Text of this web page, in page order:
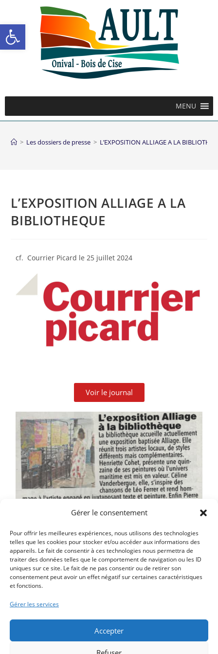
Ouvrir la barre d’outils
Gérer le consentement
Pour offrir les meilleures expériences, nous utilisons des technologies
telles que les cookies pour stocker et/ou accéder aux informations des
appareils. Le fait de consentir à ces technologies nous permettra de
traiter des données telles que le comportement de navigation ou les ID
uniques sur ce site. Le fait de ne pas consentir ou de retirer son
consentement peut avoir un effet négatif sur certaines caractéristiques
et fonctions.
Gérer les services
Accepter
MENU
> Les dossiers de presse > L’EXPOSITION ALLIAGE A LA
L’EXPOSITION ALLIAGE A LA
BIBLIOTHEQUE
cf. Courrier Picard le 25 juillet 2024
Voir le journal
Article précédent
LA BAIE DE SOMME LE SPOT IDÉAL SELON LE NOUVEL
OBSERVATEUR
OUVERTURE DE LA BOUTIQUE DE P’TITS PLAISIRS